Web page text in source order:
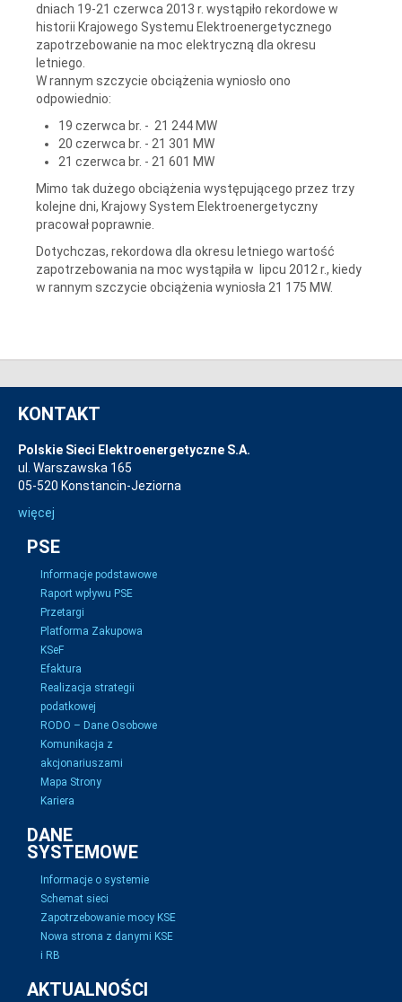
dniach 19-21 czerwca 2013 r. wystąpiło rekordowe w
historii Krajowego Systemu Elektroenergetycznego
zapotrzebowanie na moc elektryczną dla okresu
letniego.
W rannym szczycie obciążenia wyniosło ono
odpowiednio:
19 czerwca br. - 21 244 MW
20 czerwca br. - 21 301 MW
21 czerwca br. - 21 601 MW
Mimo tak dużego obciążenia występującego przez trzy
kolejne dni, Krajowy System Elektroenergetyczny
pracował poprawnie.
Dotychczas, rekordowa dla okresu letniego wartość
zapotrzebowania na moc wystąpiła w lipcu 2012 r., kiedy
w rannym szczycie obciążenia wyniosła 21 175 MW.
KONTAKT
Polskie Sieci Elektroenergetyczne S.A.
ul. Warszawska 165
05-520 Konstancin-Jeziorna
więcej
PSE
Informacje podstawowe
Raport wpływu PSE
Przetargi
Platforma Zakupowa
KSeF
Efaktura
Realizacja strategii
podatkowej
RODO – Dane Osobowe
Komunikacja z
akcjonariuszami
Mapa Strony
Kariera
DANE
SYSTEMOWE
Informacje o systemie
Schemat sieci
Zapotrzebowanie mocy KSE
Nowa strona z danymi KSE
i RB
AKTUALNOŚCI